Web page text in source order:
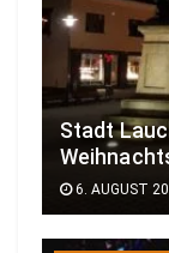
Stadt
6. AUGUST